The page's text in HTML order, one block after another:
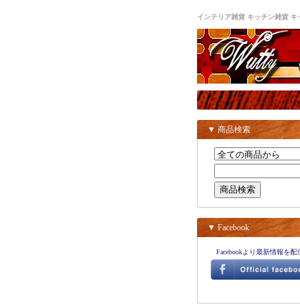
インテリア雑貨 キッチン雑貨
▼ 商品検索
▼ Facebook
Facebookより最新情報を配